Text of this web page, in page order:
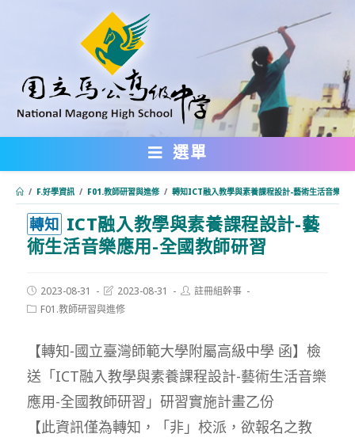
內
選單
/ F.好學資訊 / F01.教師研習與進修 / 轉知ICT融入教學與素養課程設計-藝術生活音樂應
轉知 ICT融入教學與素養課程設計-藝
術生活音樂應用-全國教師研習
Post
published:
2023-08-31
Post
last
modified:
2023-08-31
Post註冊組幹事
PostF01.教師研習與進修
【轉知-國立臺灣師範大學附屬高級中學 函】檢
送「ICT融入教學與素養課程設計-藝術生活音樂
應用-全國教師研習」研習實施計畫乙份
【此資訊僅為轉知，「非」校派，欲報名之教